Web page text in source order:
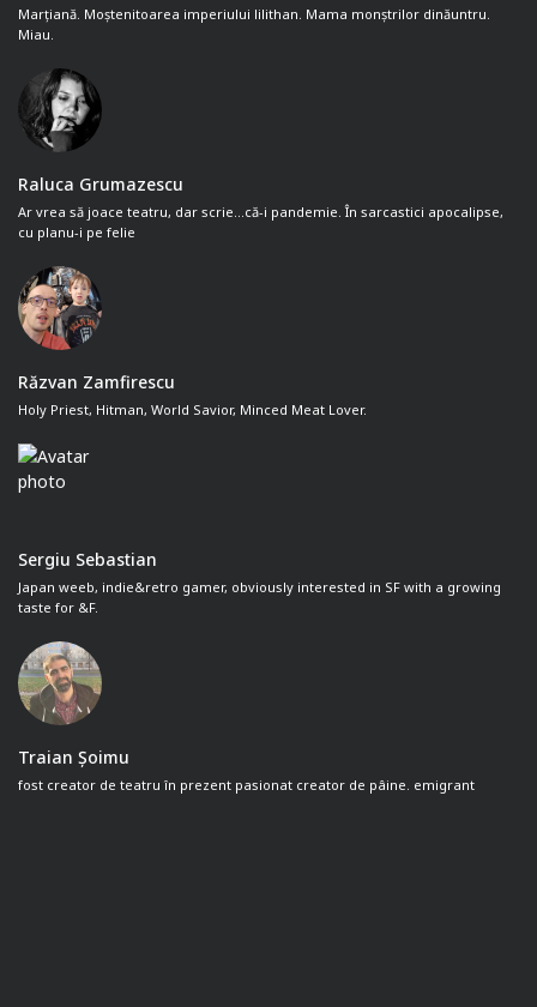
Marțiană. Moștenitoarea imperiului lilithan. Mama monștrilor dinăuntru.
Miau.
Raluca Grumazescu
Ar vrea să joace teatru, dar scrie...că-i pandemie. În sarcastici apocalipse,
cu planu-i pe felie
Răzvan Zamfirescu
Holy Priest, Hitman, World Savior, Minced Meat Lover.
Sergiu Sebastian
Japan weeb, indie&retro gamer, obviously interested in SF with a growing
taste for &F.
Traian Șoimu
fost creator de teatru în prezent pasionat creator de pâine. emigrant